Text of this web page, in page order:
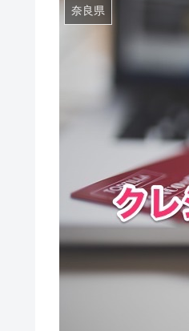
奈良県